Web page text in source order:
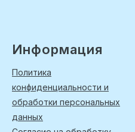
Информация
Политика
конфиденциальности и
обработки персональных
данных